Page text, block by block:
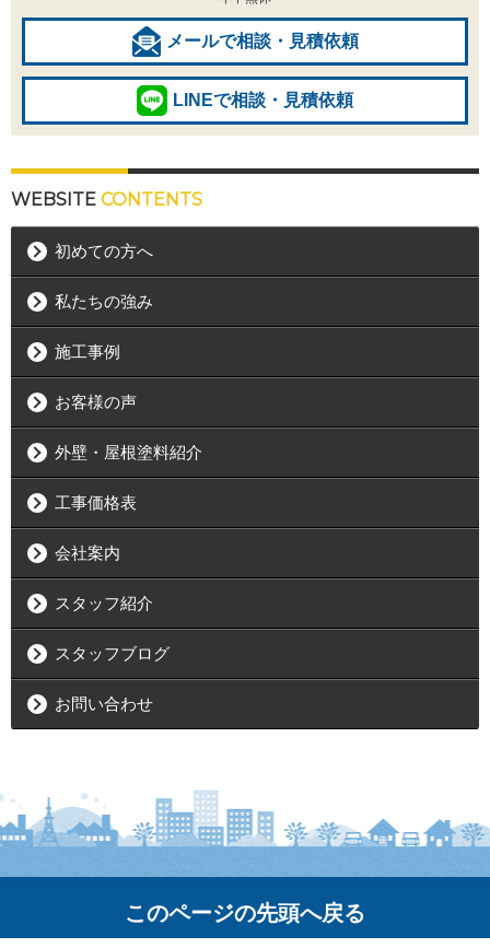
メールで相談・見積依頼
LINEで相談・見積依頼
WEBSITE CONTENTS
初めての方へ
私たちの強み
施工事例
お客様の声
外壁・屋根塗料紹介
工事価格表
会社案内
スタッフ紹介
スタッフブログ
お問い合わせ
このページの先頭へ戻る